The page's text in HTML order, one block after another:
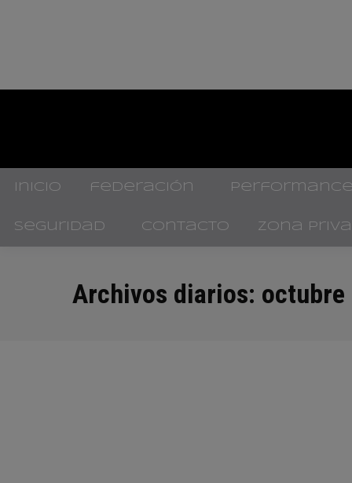
inicio federación
seguridad contacto zona
Archivos diarios: octubre